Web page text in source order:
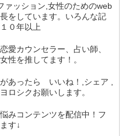
ァッション,女性のためのweb
をしています。いろんな記
０年以上
愛カウンセラー、占い師、
性を推してます！。
あったら いいね！,シェア ,
ロシクお願いします。
みコンテンツを配信中！フ
す↓